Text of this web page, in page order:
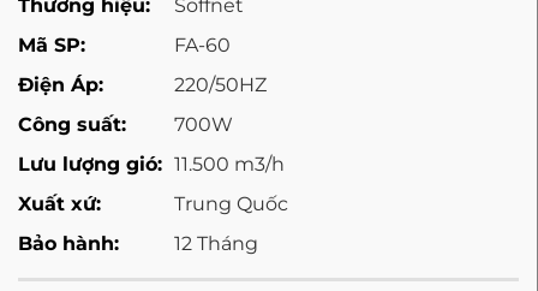
Thương hiệu:
Soffnet
Mã SP:
FA-60
Điện Áp:
220/50HZ
Công suất:
700W
Lưu lượng gió: 11.500 m3/h
Xuất xứ:
Trung Quốc
Bảo hành:
12 Tháng